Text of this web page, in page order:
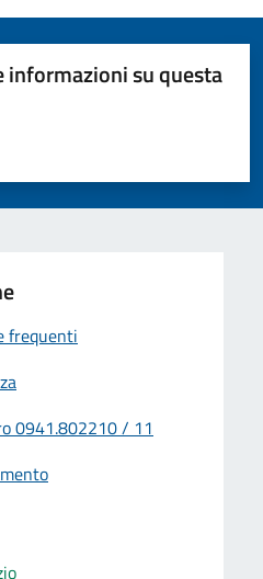
informazioni su questa
su 5
5
frequenti
0941.802210 / 11